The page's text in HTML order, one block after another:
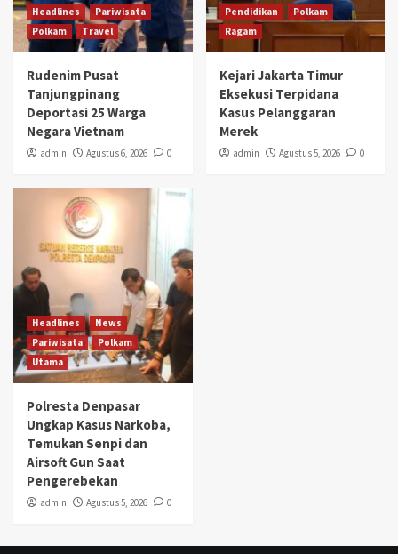
Headlines
Pariwisata
Polkam
Travel
Rudenim Pusat
Tanjungpinang
Deportasi 25 Warga
Negara Vietnam
admin Agustus 6, 2026 0
Pendidikan
Polkam
Ragam
Kejari Jakarta Timur
Eksekusi Terpidana
Kasus Pelanggaran
Merek
admin Agustus 5, 2026 0
Headlines
News
Pariwisata
Polkam
Utama
Polresta Denpasar
Ungkap Kasus Narkoba,
Temukan Senpi dan
Airsoft Gun Saat
Pengerebekan
admin Agustus 5, 2026 0